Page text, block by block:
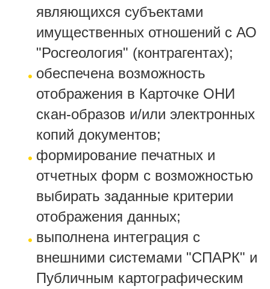
являющихся субъектами
имущественных отношений с АО
"Росгеология" (контрагентах);
обеспечена возможность
отображения в Карточке ОНИ
скан-образов и/или электронных
копий документов;
формирование печатных и
отчетных форм с возможностью
выбирать заданные критерии
отображения данных;
выполнена интеграция с
внешними системами "СПАРК" и
Публичным картографическим